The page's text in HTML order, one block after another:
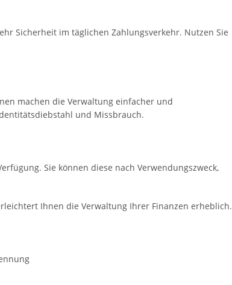
Sicherheit im täglichen Zahlungsverkehr. Nutzen Sie
machen die Verwaltung einfacher und
und Missbrauch.
Sie können diese nach Verwendungszweck,
Ihnen die Verwaltung Ihrer Finanzen erheblich.